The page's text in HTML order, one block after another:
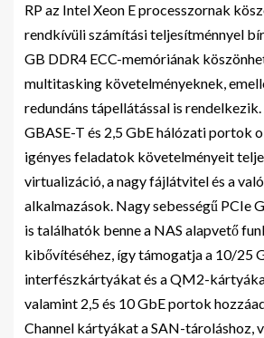
RP az Intel Xeon E processzornak
rendkívüli számítási teljesítménnyel
GB DDR4 ECC-memóriának
multitasking követelményeknek,
redundáns tápellátással is
GBASE-T és 2,5 GbE hálózati portok
igényes feladatok követelményeit
virtualizáció, a nagy fájlátvitel és a
alkalmazások. Nagy sebességű PCIe
is találhatók benne a NAS alapvető
kibővítéséhez, így támogatja a 10/25
interfészkártyákat és a QM2-
valamint 2,5 és 10 GbE portok
Channel kártyákat a SAN-tároláshoz,